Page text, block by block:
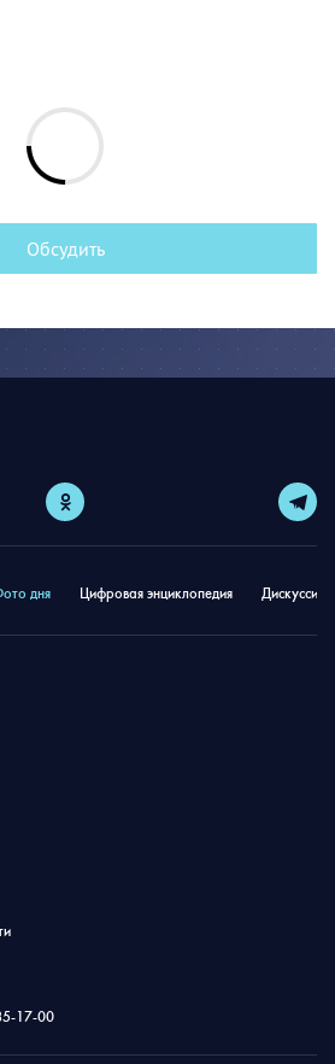
Обсудить
дня Цифровая энциклопедия
17-00